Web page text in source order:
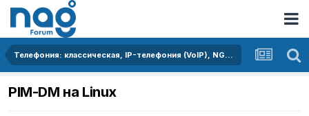
Телефония: классическая, IP-телефония (VoIP), NGN сети
PIM-DM на Linux